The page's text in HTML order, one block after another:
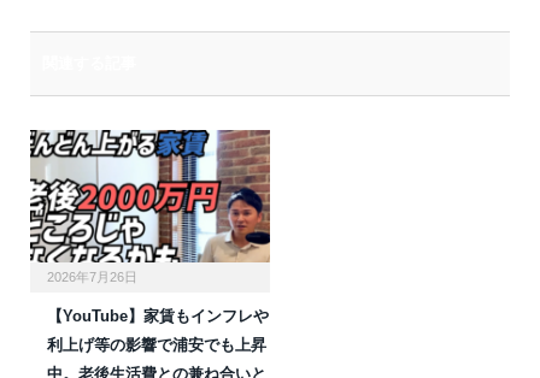
2026年7月26日
【YouTube】家賃もインフレや
利上げ等の影響で浦安でも上昇
中。老後生活費との兼ね合いと